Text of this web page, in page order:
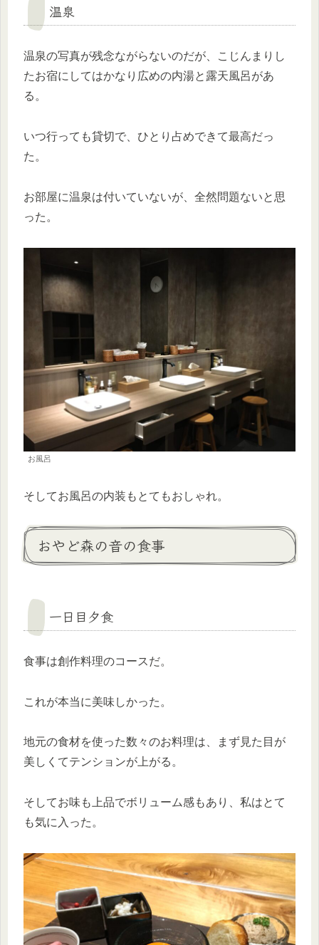
温泉
温泉の写真が残念ながらないのだが、こじんまりし
たお宿にしてはかなり広めの内湯と露天風呂があ
る。
いつ行っても貸切で、ひとり占めできて最高だっ
た。
お部屋に温泉は付いていないが、全然問題ないと思
った。
お風呂
そしてお風呂の内装もとてもおしゃれ。
おやど森の音の食事
一日目夕食
食事は創作料理のコースだ。
これが本当に美味しかった。
地元の食材を使った数々のお料理は、まず見た目が
美しくてテンションが上がる。
そしてお味も上品でボリューム感もあり、私はとて
も気に入った。